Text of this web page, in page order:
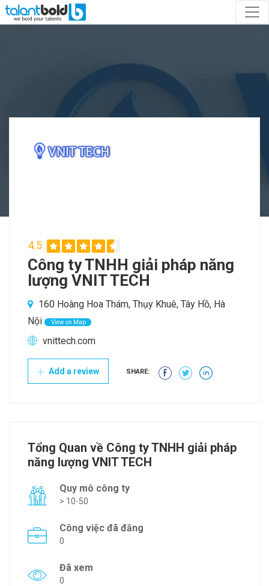
4.5
Công ty TNHH giải pháp năng
lượng VNIT TECH
160 Hoàng Hoa Thám, Thụy Khuê, Tây Hồ, Hà
Nội
View on Map
vnittech.com
Add a review SHARE:
Tổng Quan về Công ty TNHH giải pháp
năng lượng VNIT TECH
Quy mô công ty
> 10-50
Công việc đã đăng
0
Đã xem
0